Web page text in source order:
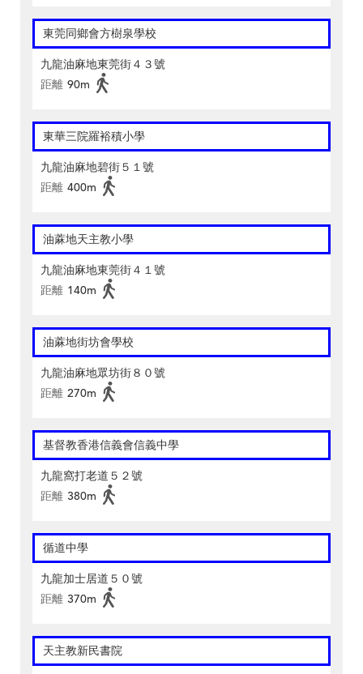
東莞同鄉會方樹泉學校
九龍油麻地東莞街４３號
距離 90m
東華三院羅裕積小學
九龍油麻地碧街５１號
距離 400m
油蔴地天主教小學
九龍油麻地東莞街４１號
距離 140m
油蔴地街坊會學校
九龍油麻地眾坊街８０號
距離 270m
基督教香港信義會信義中學
九龍窩打老道５２號
距離 380m
循道中學
九龍加士居道５０號
距離 370m
天主教新民書院